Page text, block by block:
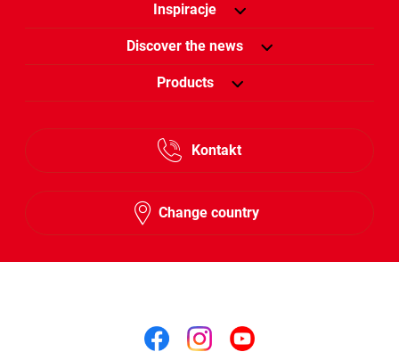
Inspiracje
Discover the news
Products
Kontakt
Change country